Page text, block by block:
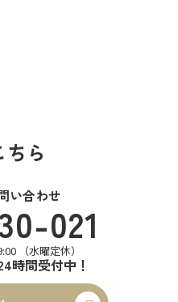
ら
い合わせ
021
（水曜定休）
時間受付中！